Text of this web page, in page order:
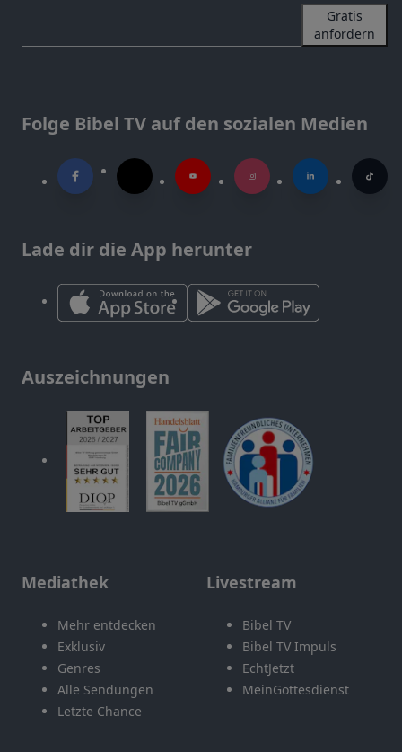
Gratis
anfordern
Folge Bibel TV auf den sozialen Medien
Lade dir die App herunter
Auszeichnungen
Mediathek
Mehr entdecken
Exklusiv
Genres
Alle Sendungen
Letzte Chance
Livestream
Bibel TV
Bibel TV Impuls
EchtJetzt
MeinGottesdienst